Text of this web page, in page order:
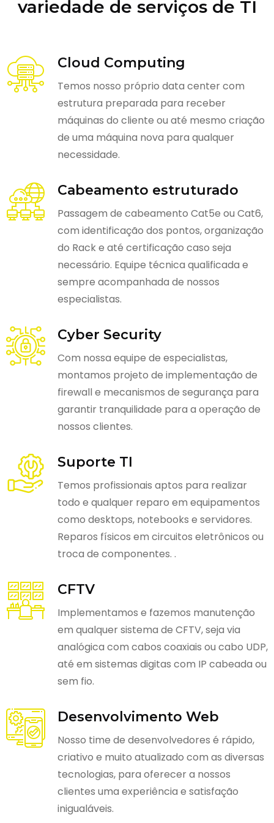
variedade de serviços de TI
Cloud Computing
Temos nosso próprio data center com
estrutura preparada para receber
máquinas do cliente ou até mesmo criação
de uma máquina nova para qualquer
necessidade.
Cabeamento estruturado
Passagem de cabeamento Cat5e ou Cat6,
com identificação dos pontos, organização
do Rack e até certificação caso seja
necessário. Equipe técnica qualificada e
sempre acompanhada de nossos
especialistas.
Cyber Security
Com nossa equipe de especialistas,
montamos projeto de implementação de
firewall e mecanismos de segurança para
garantir tranquilidade para a operação de
nossos clientes.
Suporte TI
Temos profissionais aptos para realizar
todo e qualquer reparo em equipamentos
como desktops, notebooks e servidores.
Reparos físicos em circuitos eletrônicos ou
troca de componentes. .
CFTV
Implementamos e fazemos manutenção
em qualquer sistema de CFTV, seja via
analógica com cabos coaxiais ou cabo UDP,
até em sistemas digitas com IP cabeada ou
sem fio.
Desenvolvimento Web
Nosso time de desenvolvedores é rápido,
criativo e muito atualizado com as diversas
tecnologias, para oferecer a nossos
clientes uma experiência e satisfação
inigualáveis.